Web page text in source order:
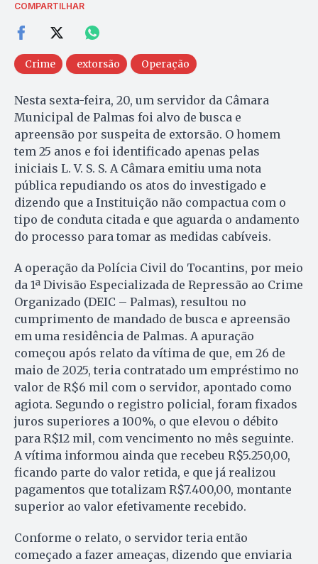
COMPARTILHAR
Crime extorsão Operação
Nesta sexta-feira, 20, um servidor da Câmara
Municipal de Palmas foi alvo de busca e
apreensão por suspeita de extorsão. O homem
tem 25 anos e foi identificado apenas pelas
iniciais L. V. S. S. A Câmara emitiu uma nota
pública repudiando os atos do investigado e
dizendo que a Instituição não compactua com o
tipo de conduta citada e que aguarda o andamento
do processo para tomar as medidas cabíveis.
A operação da Polícia Civil do Tocantins, por meio
da 1ª Divisão Especializada de Repressão ao Crime
Organizado (DEIC – Palmas), resultou no
cumprimento de mandado de busca e apreensão
em uma residência de Palmas. A apuração
começou após relato da vítima de que, em 26 de
maio de 2025, teria contratado um empréstimo no
valor de R$6 mil com o servidor, apontado como
agiota. Segundo o registro policial, foram fixados
juros superiores a 100%, o que elevou o débito
para R$12 mil, com vencimento no mês seguinte.
A vítima informou ainda que recebeu R$5.250,00,
ficando parte do valor retida, e que já realizou
pagamentos que totalizam R$7.400,00, montante
superior ao valor efetivamente recebido.
Conforme o relato, o servidor teria então
começado a fazer ameaças, dizendo que enviaria